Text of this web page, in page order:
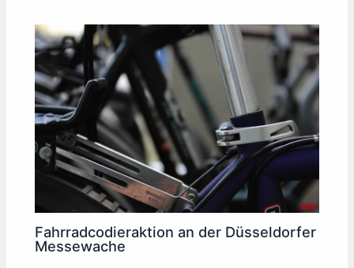
Fahrradcodieraktion an der Düsseldorfer
Messewache